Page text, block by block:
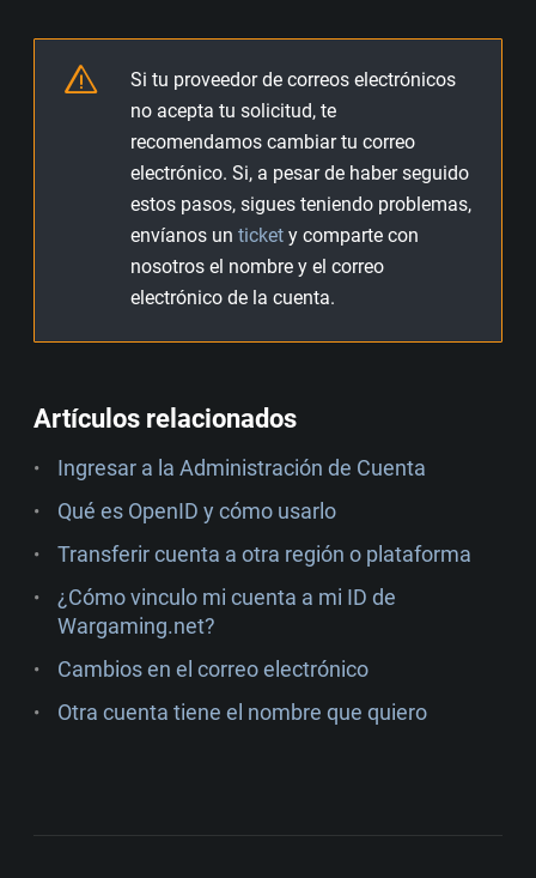
Si tu proveedor de correos electrónicos
no acepta tu solicitud, te
recomendamos cambiar tu correo
electrónico. Si, a pesar de haber seguido
estos pasos, sigues teniendo problemas,
envíanos un ticket y comparte con
nosotros el nombre y el correo
electrónico de la cuenta.
Artículos relacionados
Ingresar a la Administración de Cuenta
Qué es OpenID y cómo usarlo
Transferir cuenta a otra región o plataforma
¿Cómo vinculo mi cuenta a mi ID de
Wargaming.net?
Cambios en el correo electrónico
Otra cuenta tiene el nombre que quiero